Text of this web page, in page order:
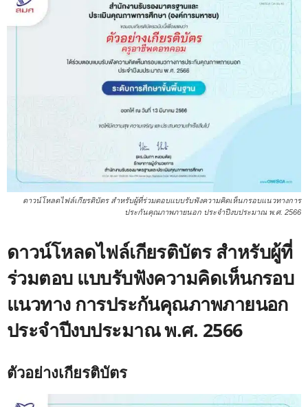
ดาวน์โหลดไฟล์เกียรติบัตร สำหรับผู้ที่ร่วมตอบแบบรับฟังความคิดเห็นกรอบแนวทางการ
ประกันคุณภาพภายนอก ประจำปีงบประมาณ พ.ศ. 2566
ดาวน์โหลดไฟล์เกียรติบัตร สำหรับผู้ที่
ร่วมตอบ แบบรับฟังความคิดเห็นกรอบ
แนวทาง การประกันคุณภาพภายนอก
ประจำปีงบประมาณ พ.ศ. 2566
ตัวอย่างเกียรติบัตร